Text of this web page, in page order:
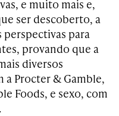
e muito mais e,
ser descoberto, a
para
provando que a
diversos
a Procter & Gamble,
Foods, e sexo, com